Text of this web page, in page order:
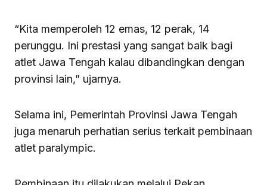
“Kita memperoleh 12 emas, 12 perak, 14
perunggu. Ini prestasi yang sangat baik bagi
atlet Jawa Tengah kalau dibandingkan dengan
provinsi lain,” ujarnya.
Selama ini, Pemerintah Provinsi Jawa Tengah
juga menaruh perhatian serius terkait pembinaan
atlet paralympic.